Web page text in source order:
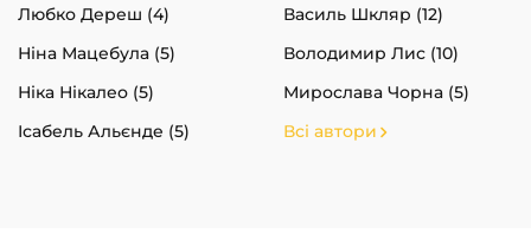
Любко Дереш (4)
Василь Шкляр (12)
Ніна Мацебула (5)
Володимир Лис (10)
Ніка Нікалео (5)
Мирослава Чорна (5)
Ісабель Альєнде (5)
Всі автори